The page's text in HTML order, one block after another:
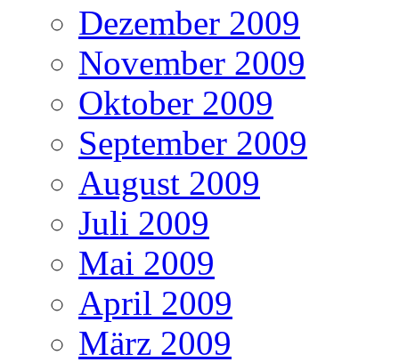
Dezember 2009
November 2009
Oktober 2009
September 2009
August 2009
Juli 2009
Mai 2009
April 2009
März 2009